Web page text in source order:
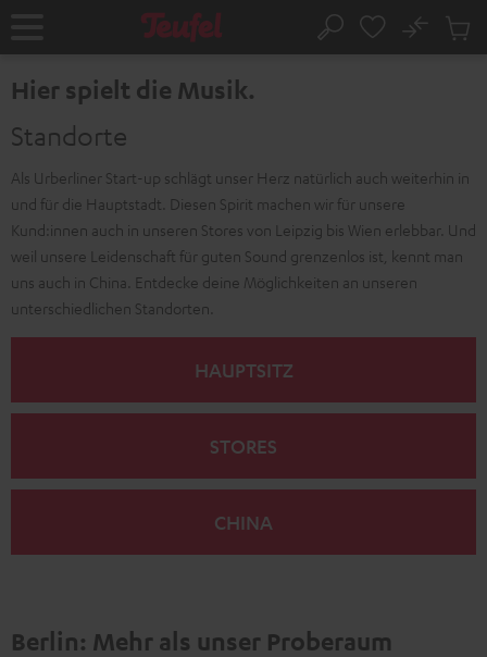
Startseite Suche
No
Hier spielt die Musik.
Standorte
Als Urberliner Start-up schlägt unser Herz natürlich auch weiterhin in
und für die Hauptstadt. Diesen Spirit machen wir für unsere
Kund:innen auch in unseren Stores von Leipzig bis Wien erlebbar. Und
weil unsere Leidenschaft für guten Sound grenzenlos ist, kennt man
uns auch in China. Entdecke deine Möglichkeiten an unseren
unterschiedlichen Standorten.
HAUPTSITZ
STORES
CHINA
Berlin: Mehr als unser Proberaum